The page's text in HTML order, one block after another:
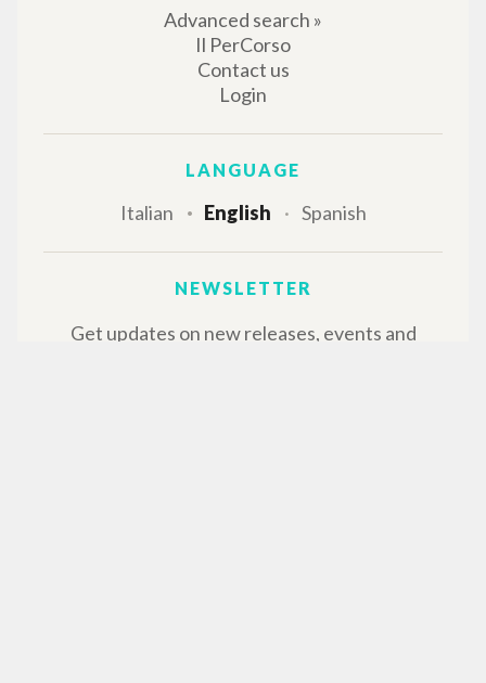
Advanced search »
Il PerCorso
Contact us
Login
LANGUAGE
Italian English Spanish
NEWSLETTER
Get updates on new releases, events and